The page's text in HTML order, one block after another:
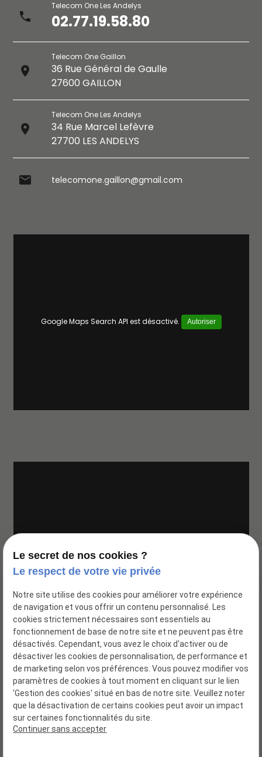
phone
Telecom One Les Andelys
02.77.19.58.80
place
Telecom One Gaillon
36 Rue Général de Gaulle
27600 GAILLON
place
Telecom One Les Andelys
34 Rue Marcel Lefèvre
27700 LES ANDELYS
mail telecomone.gaillon@gmail.com
Google Maps Search API est désactivé. Autoriser
Siret : 52113004700017
Le secret de nos cookies ?
Le respect de votre vie privée
Notre site utilise des cookies pour améliorer votre expérience
de navigation et vous offrir un contenu personnalisé. Les
cookies strictement nécessaires sont essentiels au
fonctionnement de base de notre site et ne peuvent pas être
désactivés. Cependant, vous avez le choix d'activer ou de
désactiver les cookies de personnalisation, de performance et
de marketing selon vos préférences. Vous pouvez modifier vos
paramètres de cookies à tout moment en cliquant sur le lien
'Gestion des cookies' situé en bas de notre site. Veuillez noter
que la désactivation de certains cookies peut avoir un impact
sur certaines fonctionnalités du site.
Continuer sans accepter